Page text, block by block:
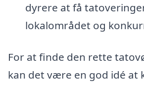
dyrere at få
lokalområdet og
For at finde den rette
kan det være en god idé at